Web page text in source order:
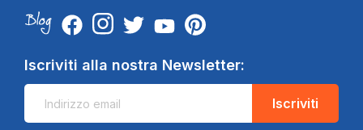
Iscriviti alla nostra Newsletter:
Iscriviti